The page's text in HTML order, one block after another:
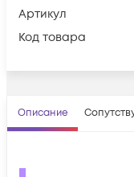
Артикул
Код товара
Описание